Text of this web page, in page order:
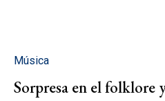
Música
Sorpresa en el folklore